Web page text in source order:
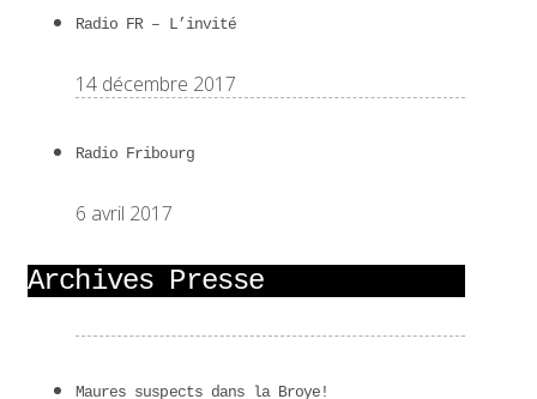
Radio FR – L’invité
14 décembre 2017
Radio Fribourg
6 avril 2017
Archives Presse
Maures suspects dans la Broye!